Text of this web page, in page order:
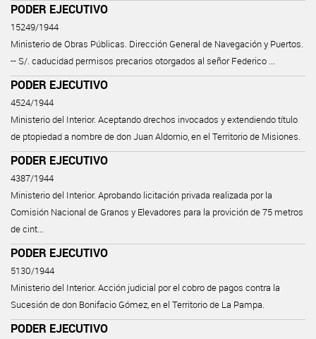
PODER EJECUTIVO
15249/1944
Ministerio de Obras Públicas. Dirección General de Navegación y Puertos.
-- S/. caducidad permisos precarios otorgados al señor Federico ...
PODER EJECUTIVO
4524/1944
Ministerio del Interior. Aceptando drechos invocados y extendiendo título
de ptopiedad a nombre de don Juan Aldornio, en el Territorio de Misiones.
PODER EJECUTIVO
4387/1944
Ministerio del Interior. Aprobando licitación privada realizada por la
Comisión Nacional de Granos y Elevadores para la provición de 75 metros
de cint...
PODER EJECUTIVO
5130/1944
Ministerio del Interior. Acción judicial por el cobro de pagos contra la
Sucesión de don Bonifacio Gómez, en el Territorio de La Pampa.
PODER EJECUTIVO